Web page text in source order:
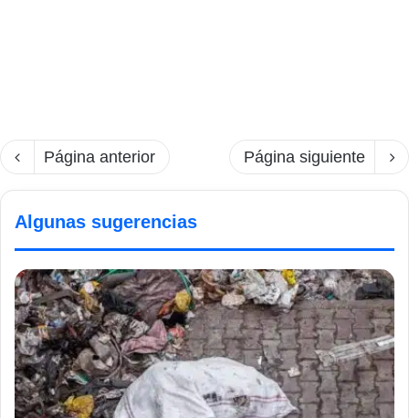
Página anterior Página siguiente
Algunas sugerencias